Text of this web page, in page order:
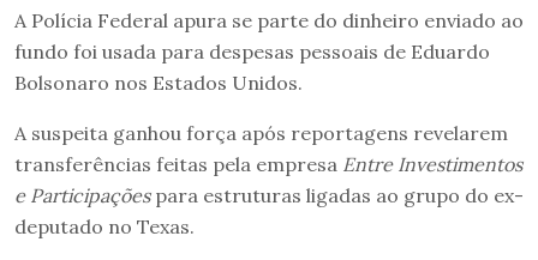
A Polícia Federal apura se parte do dinheiro enviado ao
fundo foi usada para despesas pessoais de Eduardo
Bolsonaro nos Estados Unidos.
A suspeita ganhou força após reportagens revelarem
transferências feitas pela empresa Entre Investimentos
e Participaçõespara estruturas ligadas ao grupo do ex-
deputado no Texas.